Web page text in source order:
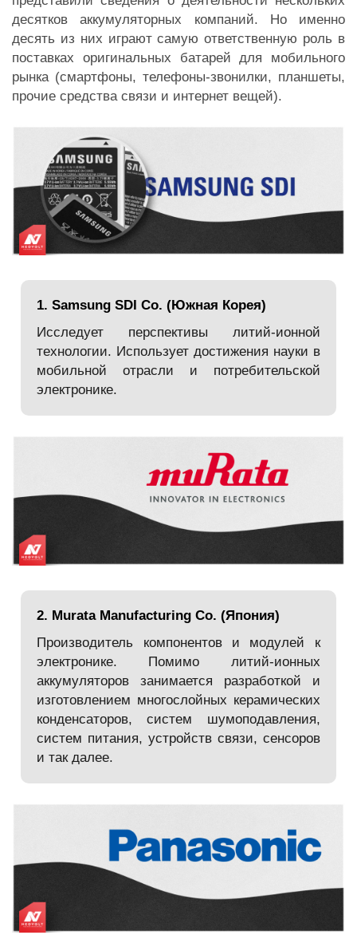
десятков аккумуляторных компаний. Но именно
десять из них играют самую ответственную роль в
поставках оригинальных батарей для мобильного
рынка (смартфоны, телефоны-звонилки, планшеты,
прочие средства связи и интернет вещей).
1. Samsung SDI Co. (Южная Корея)
Исследует перспективы литий-ионной
технологии. Использует достижения науки в
мобильной отрасли и потребительской
электронике.
2. Murata Manufacturing Co. (Япония)
Производитель компонентов и модулей к
электронике. Помимо литий-ионных
аккумуляторов занимается разработкой и
изготовлением многослойных керамических
конденсаторов, систем шумоподавления,
систем питания, устройств связи, сенсоров
и так далее.